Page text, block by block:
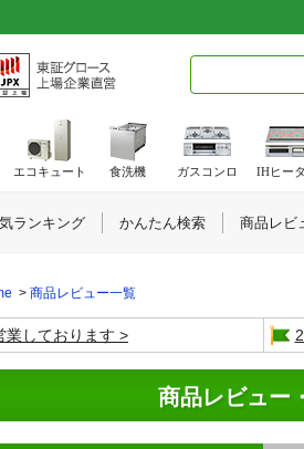
商品レビュー一覧
業しております
商品レビュー
エコキュート 食洗機 ガスコンロ IHヒー
ランキング かんたん検索 商品レビ